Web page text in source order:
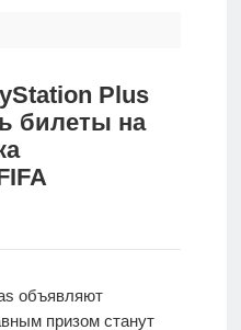
Plus
билеты на
объявляют
призом станут